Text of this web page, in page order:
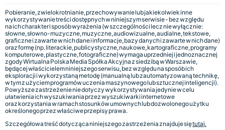
Pobieranie, zwielokrotnianie, przechowywanie lub jakiekolwiek inne
wykorzystywanie treści dostępnych w niniejszym serwisie - bez względu
na ich charakter i sposób wyrażenia (w szczególności lecz nie wyłącznie:
słowne, słowno-muzyczne, muzyczne, audiowizualne, audialne, tekstowe,
graficzne i zawarte w nich dane i informacje, bazy danych i zawarte w nich dane)
oraz formę (np. literackie, publicystyczne, naukowe, kartograficzne, programy
komputerowe, plastyczne, fotograficzne) wymaga uprzedniej i jednoznacznej
zgody Wirtualna Polska Media Spółka Akcyjna z siedzibą w Warszawie,
będącej właścicielem niniejszego serwisu, bez względu na sposób ich
eksploracji i wykorzystaną metodę (manualną lub zautomatyzowaną technikę,
w tym z użyciem programów uczenia maszynowego lub sztucznej inteligencji).
Powyższe zastrzeżenie nie dotyczy wykorzystywania jedynie w celu
ułatwienia ich wyszukiwania przez wyszukiwarki internetowe
oraz korzystania w ramach stosunków umownych lub dozwolonego użytku
określonego przez właściwe przepisy prawa.
Szczegółowa treść dotycząca niniejszego zastrzeżenia znajduje siętutaj.